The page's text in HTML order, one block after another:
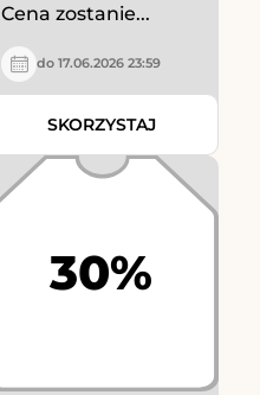
Cena zostanie...
do 17.06.2026 23:59
SKORZYSTAJ
30%